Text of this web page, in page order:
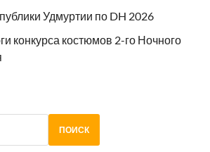
Удмуртии по DH 2026
конкурса костюмов 2-го Ночного
ПОИСК